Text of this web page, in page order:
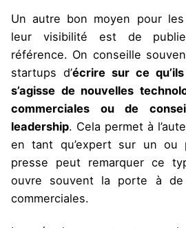
Un autre bon moyen pour les
leur visibilité est de
référence. On conseille
startups d’écrire sur ce
s’agisse de nouvelles
commerciales ou de
leadership. Cela permet à
en tant qu’expert sur un ou
presse peut remarquer ce
ouvre souvent la porte à de
commerciales.